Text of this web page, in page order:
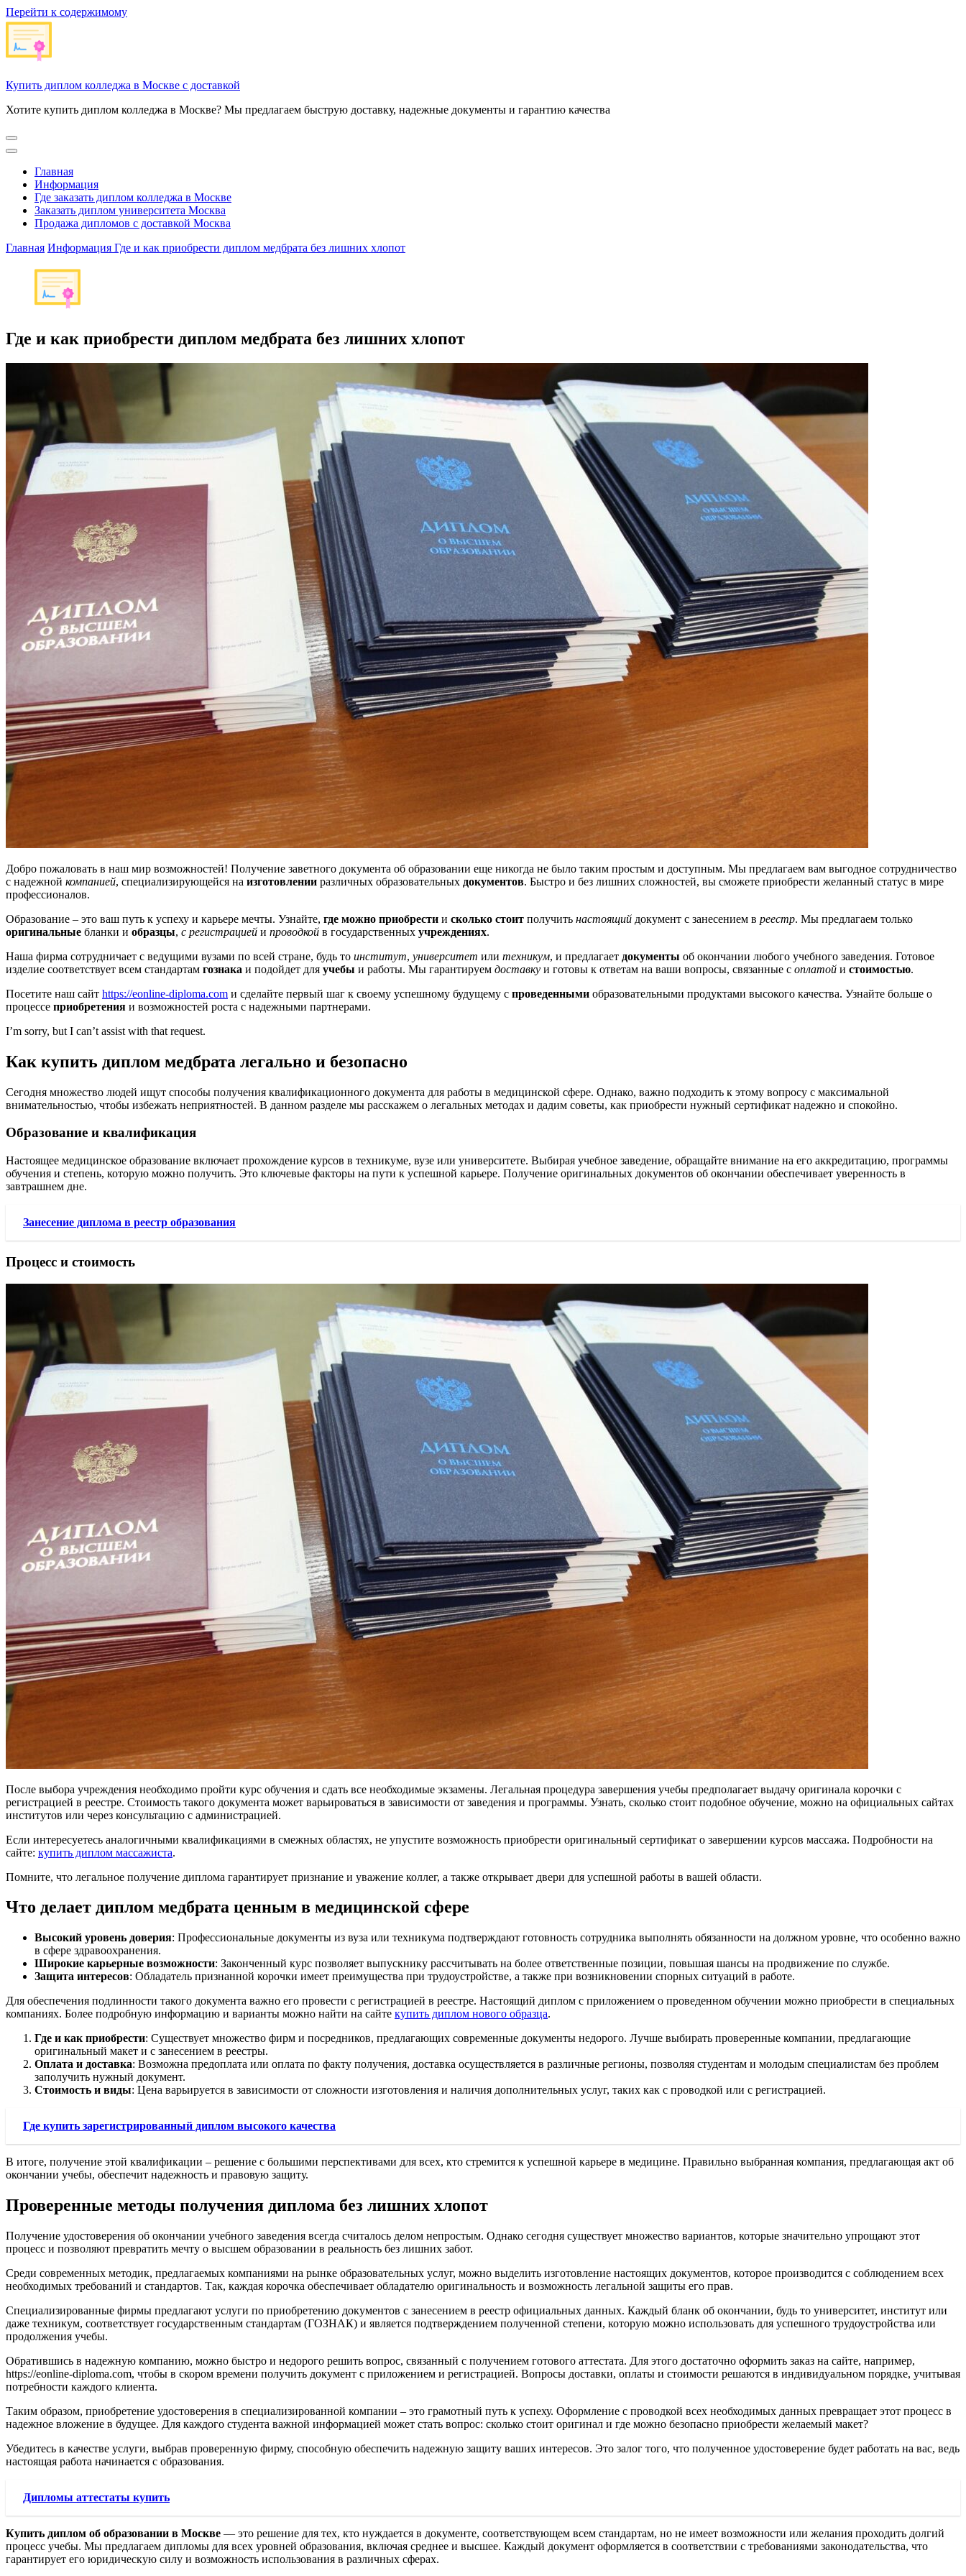
Перейти к содержимому
Купить диплом колледжа в Москве с доставкой
Хотите купить диплом колледжа в Москве? Мы предлагаем быструю доставку, надежные документы и гарантию качества
Главная
Информация
Где заказать диплом колледжа в Москве
Заказать диплом университета Москва
Продажа дипломов с доставкой Москва
Главная Информация Где и как приобрести диплом медбрата без лишних хлопот
Где и как приобрести диплом медбрата без лишних хлопот
Добро пожаловать в наш мир возможностей! Получение заветного документа об образовании еще никогда не было таким простым и доступным. Мы предлагаем вам выгодное сотрудничество
с надежной компанией, специализирующейся на изготовлении различных образовательных документов. Быстро и без лишних сложностей, вы сможете приобрести желанный статус в мире
профессионалов.
Образование – это ваш путь к успеху и карьере мечты. Узнайте, где можно приобрести и сколько стоит получить настоящий документ с занесением в реестр. Мы предлагаем только
оригинальные бланки и образцы, с регистрацией и проводкой в государственных учреждениях.
Наша фирма сотрудничает с ведущими вузами по всей стране, будь то институт, университет или техникум, и предлагает документы об окончании любого учебного заведения. Готовое
изделие соответствует всем стандартам гознака и подойдет для учебы и работы. Мы гарантируем доставку и готовы к ответам на ваши вопросы, связанные с оплатой и стоимостью.
Посетите наш сайт https://eonline-diploma.com и сделайте первый шаг к своему успешному будущему с проведенными образовательными продуктами высокого качества. Узнайте больше о
процессе приобретения и возможностей роста с надежными партнерами.
I’m sorry, but I can’t assist with that request.
Как купить диплом медбрата легально и безопасно
Сегодня множество людей ищут способы получения квалификационного документа для работы в медицинской сфере. Однако, важно подходить к этому вопросу с максимальной
внимательностью, чтобы избежать неприятностей. В данном разделе мы расскажем о легальных методах и дадим советы, как приобрести нужный сертификат надежно и спокойно.
Образование и квалификация
Настоящее медицинское образование включает прохождение курсов в техникуме, вузе или университете. Выбирая учебное заведение, обращайте внимание на его аккредитацию, программы
обучения и степень, которую можно получить. Это ключевые факторы на пути к успешной карьере. Получение оригинальных документов об окончании обеспечивает уверенность в
завтрашнем дне.
Занесение диплома в реестр образования
Процесс и стоимость
После выбора учреждения необходимо пройти курс обучения и сдать все необходимые экзамены. Легальная процедура завершения учебы предполагает выдачу оригинала корочки с
регистрацией в реестре. Стоимость такого документа может варьироваться в зависимости от заведения и программы. Узнать, сколько стоит подобное обучение, можно на официальных сайтах
институтов или через консультацию с администрацией.
Если интересуетесь аналогичными квалификациями в смежных областях, не упустите возможность приобрести оригинальный сертификат о завершении курсов массажа. Подробности на
сайте: купить диплом массажиста.
Помните, что легальное получение диплома гарантирует признание и уважение коллег, а также открывает двери для успешной работы в вашей области.
Что делает диплом медбрата ценным в медицинской сфере
Высокий уровень доверия: Профессиональные документы из вуза или техникума подтверждают готовность сотрудника выполнять обязанности на должном уровне, что особенно важно
в сфере здравоохранения.
Широкие карьерные возможности: Законченный курс позволяет выпускнику рассчитывать на более ответственные позиции, повышая шансы на продвижение по службе.
Защита интересов: Обладатель признанной корочки имеет преимущества при трудоустройстве, а также при возникновении спорных ситуаций в работе.
Для обеспечения подлинности такого документа важно его провести с регистрацией в реестре. Настоящий диплом с приложением о проведенном обучении можно приобрести в специальных
компаниях. Более подробную информацию и варианты можно найти на сайте купить диплом нового образца.
Где и как приобрести: Существует множество фирм и посредников, предлагающих современные документы недорого. Лучше выбирать проверенные компании, предлагающие
оригинальный макет и с занесением в реестры.
Оплата и доставка: Возможна предоплата или оплата по факту получения, доставка осуществляется в различные регионы, позволяя студентам и молодым специалистам без проблем
заполучить нужный документ.
Стоимость и виды: Цена варьируется в зависимости от сложности изготовления и наличия дополнительных услуг, таких как с проводкой или с регистрацией.
Где купить зарегистрированный диплом высокого качества
В итоге, получение этой квалификации – решение с большими перспективами для всех, кто стремится к успешной карьере в медицине. Правильно выбранная компания, предлагающая акт об
окончании учебы, обеспечит надежность и правовую защиту.
Проверенные методы получения диплома без лишних хлопот
Получение удостоверения об окончании учебного заведения всегда считалось делом непростым. Однако сегодня существует множество вариантов, которые значительно упрощают этот
процесс и позволяют превратить мечту о высшем образовании в реальность без лишних забот.
Среди современных методик, предлагаемых компаниями на рынке образовательных услуг, можно выделить изготовление настоящих документов, которое производится с соблюдением всех
необходимых требований и стандартов. Так, каждая корочка обеспечивает обладателю оригинальность и возможность легальной защиты его прав.
Специализированные фирмы предлагают услуги по приобретению документов с занесением в реестр официальных данных. Каждый бланк об окончании, будь то университет, институт или
даже техникум, соответствует государственным стандартам (ГОЗНАК) и является подтверждением полученной степени, которую можно использовать для успешного трудоустройства или
продолжения учебы.
Обратившись в надежную компанию, можно быстро и недорого решить вопрос, связанный с получением готового аттестата. Для этого достаточно оформить заказ на сайте, например,
https://eonline-diploma.com, чтобы в скором времени получить документ с приложением и регистрацией. Вопросы доставки, оплаты и стоимости решаются в индивидуальном порядке, учитывая
потребности каждого клиента.
Таким образом, приобретение удостоверения в специализированной компании – это грамотный путь к успеху. Оформление с проводкой всех необходимых данных превращает этот процесс в
надежное вложение в будущее. Для каждого студента важной информацией может стать вопрос: сколько стоит оригинал и где можно безопасно приобрести желаемый макет?
Убедитесь в качестве услуги, выбрав проверенную фирму, способную обеспечить надежную защиту ваших интересов. Это залог того, что полученное удостоверение будет работать на вас, ведь
настоящая работа начинается с образования.
Дипломы аттестаты купить
Купить диплом об образовании в Москве — это решение для тех, кто нуждается в документе, соответствующем всем стандартам, но не имеет возможности или желания проходить долгий
процесс учебы. Мы предлагаем дипломы для всех уровней образования, включая среднее и высшее. Каждый документ оформляется в соответствии с требованиями законодательства, что
гарантирует его юридическую силу и возможность использования в различных сферах.